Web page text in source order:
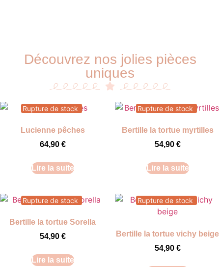
Découvrez nos jolies pièces
uniques
Rupture de stock
Lucienne pêches
64,90 €
Lire la suite
Rupture de stock
Bertille la tortue myrtilles
54,90 €
Lire la suite
Rupture de stock
Bertille la tortue Sorella
54,90 €
Lire la suite
Rupture de stock
Bertille la tortue vichy beige
54,90 €